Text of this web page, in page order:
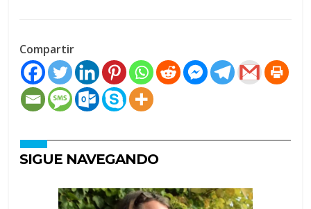
Compartir
SIGUE NAVEGANDO